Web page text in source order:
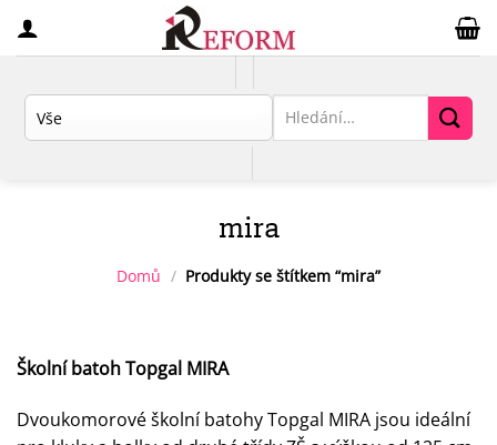
na
Hledat:
mira
Domů / Produkty se štítkem “mira”
Školní batoh Topgal MIRA
Dvoukomorové školní batohy Topgal MIRA jsou ideální